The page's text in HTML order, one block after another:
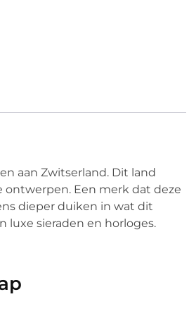
aan Zwitserland. Dit land
Een merk dat deze
dieper duiken in wat dit
luxe sieraden en horloges.